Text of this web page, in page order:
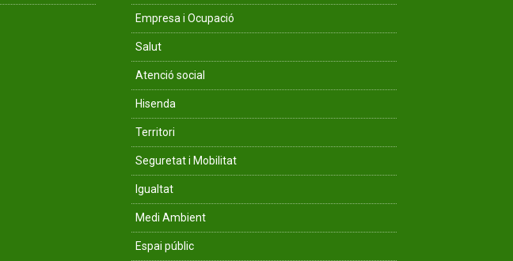
Empresa i Ocupació
Salut
Atenció social
Hisenda
Territori
Seguretat i Mobilitat
Igualtat
Medi Ambient
Espai públic